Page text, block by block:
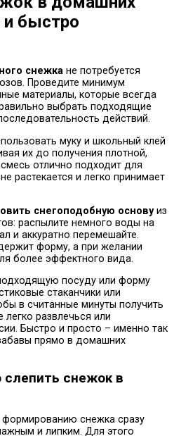
и быстро
снежка не потребуется
Проведите минимум
материалы, которые всегда
выбрать подходящие
действий.
муку и школьный клей
их до получения плотной,
отлично подходит для
растекается и легко принимает
снегоподобную основуиз
распылите немного воды на
и аккуратно перемешайте.
форму, а при желании
более эффектного вида.
посуду или форму
стаканчики или
в считанные минуты получить
легко развлечься или
Быстро и просто – именно так
прямо в домашних
слепить снежок в
снежка сразу
и липким. Для этого